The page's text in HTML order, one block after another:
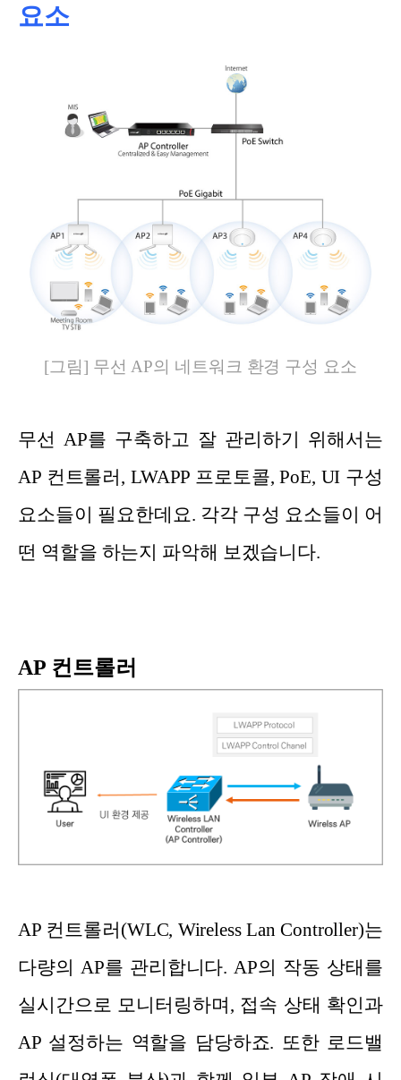
요소
[그림] 무선 AP의 네트워크 환경 구성 요소
무선 AP를 구축하고 잘 관리하기 위해서는
AP 컨트롤러, LWAPP 프로토콜, PoE, UI 구성
요소들이 필요한데요. 각각 구성 요소들이 어
떤 역할을 하는지 파악해 보겠습니다.
AP 컨트롤러
AP 컨트롤러(WLC, Wireless Lan Controller)는
다량의 AP를 관리합니다. AP의 작동 상태를
실시간으로 모니터링하며, 접속 상태 확인과
AP 설정하는 역할을 담당하죠. 또한 로드밸